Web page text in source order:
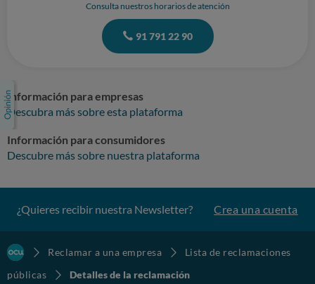
Consulta nuestros horarios de atención
91 791 22 90
Información para empresas
Descubra más sobre esta plataforma
Información para consumidores
Descubre más sobre nuestra plataforma
¿Quieres recibir nuestra Newsletter? Crea una cuenta
Reclamar a una empresa
Lista de reclamaciones
públicas
Detalles de la reclamación